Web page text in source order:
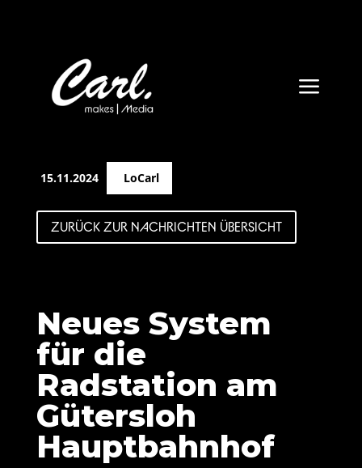
a
15.11.2024 LoCarl
ZURÜCK ZUR NACHRICHTEN ÜBERSICHT
Neues System
für die
Radstation am
Gütersloh
Hauptbahnhof